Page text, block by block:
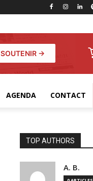
SOUTENIR →
AGENDA CONTACT
TOP AUTHORS
A. B.